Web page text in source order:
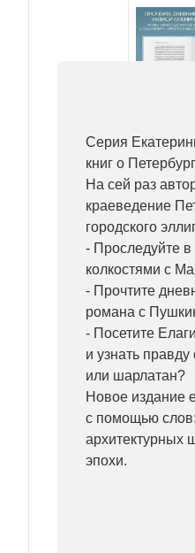
Серия
книг о
На сей раз
краеведение
городского
- Проследуйте
колкостями с
- Прочтите
романа с
- Посетите
и узнать
или шарлатан?
Новое издание
с помощью
архитектурных
эпохи.